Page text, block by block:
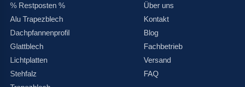
% Restposten %
Alu Trapezblech
Dachpfannenprofil
Glattblech
Lichtplatten
Stehfalz
Über uns
Kontakt
Blog
Fachbetrieb
Versand
FAQ